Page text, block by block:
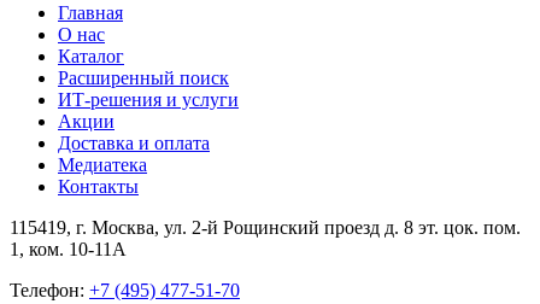
Главная
О нас
Каталог
Расширенный поиск
ИТ-решения и услуги
Акции
Доставка и оплата
Медиатека
Контакты
115419, г. Москва, ул. 2-й Рощинский проезд д. 8 эт. цок. пом.
1, ком. 10-11А
Телефон: +7 (495) 477-51-70